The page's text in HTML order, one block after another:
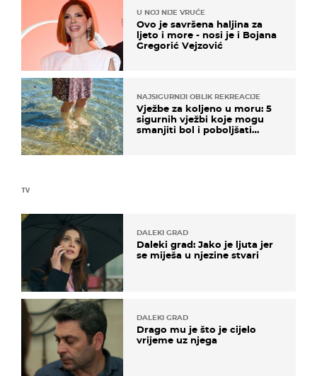
TV
DALEKI GRAD
Daleki grad: Jako je ljuta jer
se miješa u njezine stvari
DALEKI GRAD
Drago mu je što je cijelo
vrijeme uz njega
U NOJ NIJE VRUĆE
Ovo je savršena haljina za
ljeto i more - nosi je i Bojana
Gregorić Vejzović
NAJSIGURNIJI OBLIK REKREACIJE
Vježbe za koljeno u moru: 5
sigurnih vježbi koje mogu
smanjiti bol i poboljšati